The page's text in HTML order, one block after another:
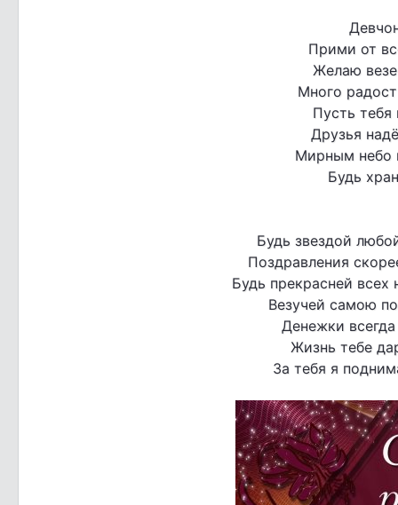
Прими от
Желаю
Много
Пусть тебя
Друзья
Мирным небо
Будь
Будь звездой
Поздравления
Будь прекрасней всех
Везучей самою
Денежки
Жизнь тебе
За тебя я